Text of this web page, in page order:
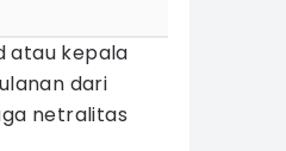
atau kepala
dari
netralitas